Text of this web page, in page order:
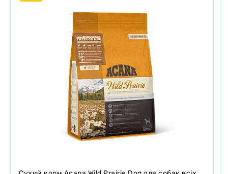
консервована змішаними токоферолами, насіння льону, клітковина
гороху, шрот люцерни, натуральний ароматизатор, монокальцій
фосфат, лецитин, DL-метіонін, екстракт дріжджів, сіль, холіну
хлорид, L-треонін, пропіонат кальцію (як консервант), екстракт
цикорію (джерело інуліну), таурин, L-лізин, сульфат заліза,
карбонат кальцію, альфа-токоферолу ацетат (джерело вітаміну Е),
оксид цинку, екстракт юки шидигера, суха молочна сироватка,
ніацин, оксид марганцю, d-кальцію пантотенат, добавка вітаміну
А, протеїнат цинку, тіаміну мононітрат, рибофлавін, піридоксину
гідрохлорид, біотин, протеїнат марганцю, сушена м'ята, сушена
петрушка, екстракт зеленого чаю, сушений імбир, сушений
ананас, йодат кальцію, протеїнат міді, добавка вітаміну В12,